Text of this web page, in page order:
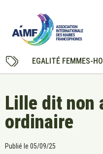
EGALITÉ FEMMES-
Lille dit non
ordinaire
Publié le 05/09/25